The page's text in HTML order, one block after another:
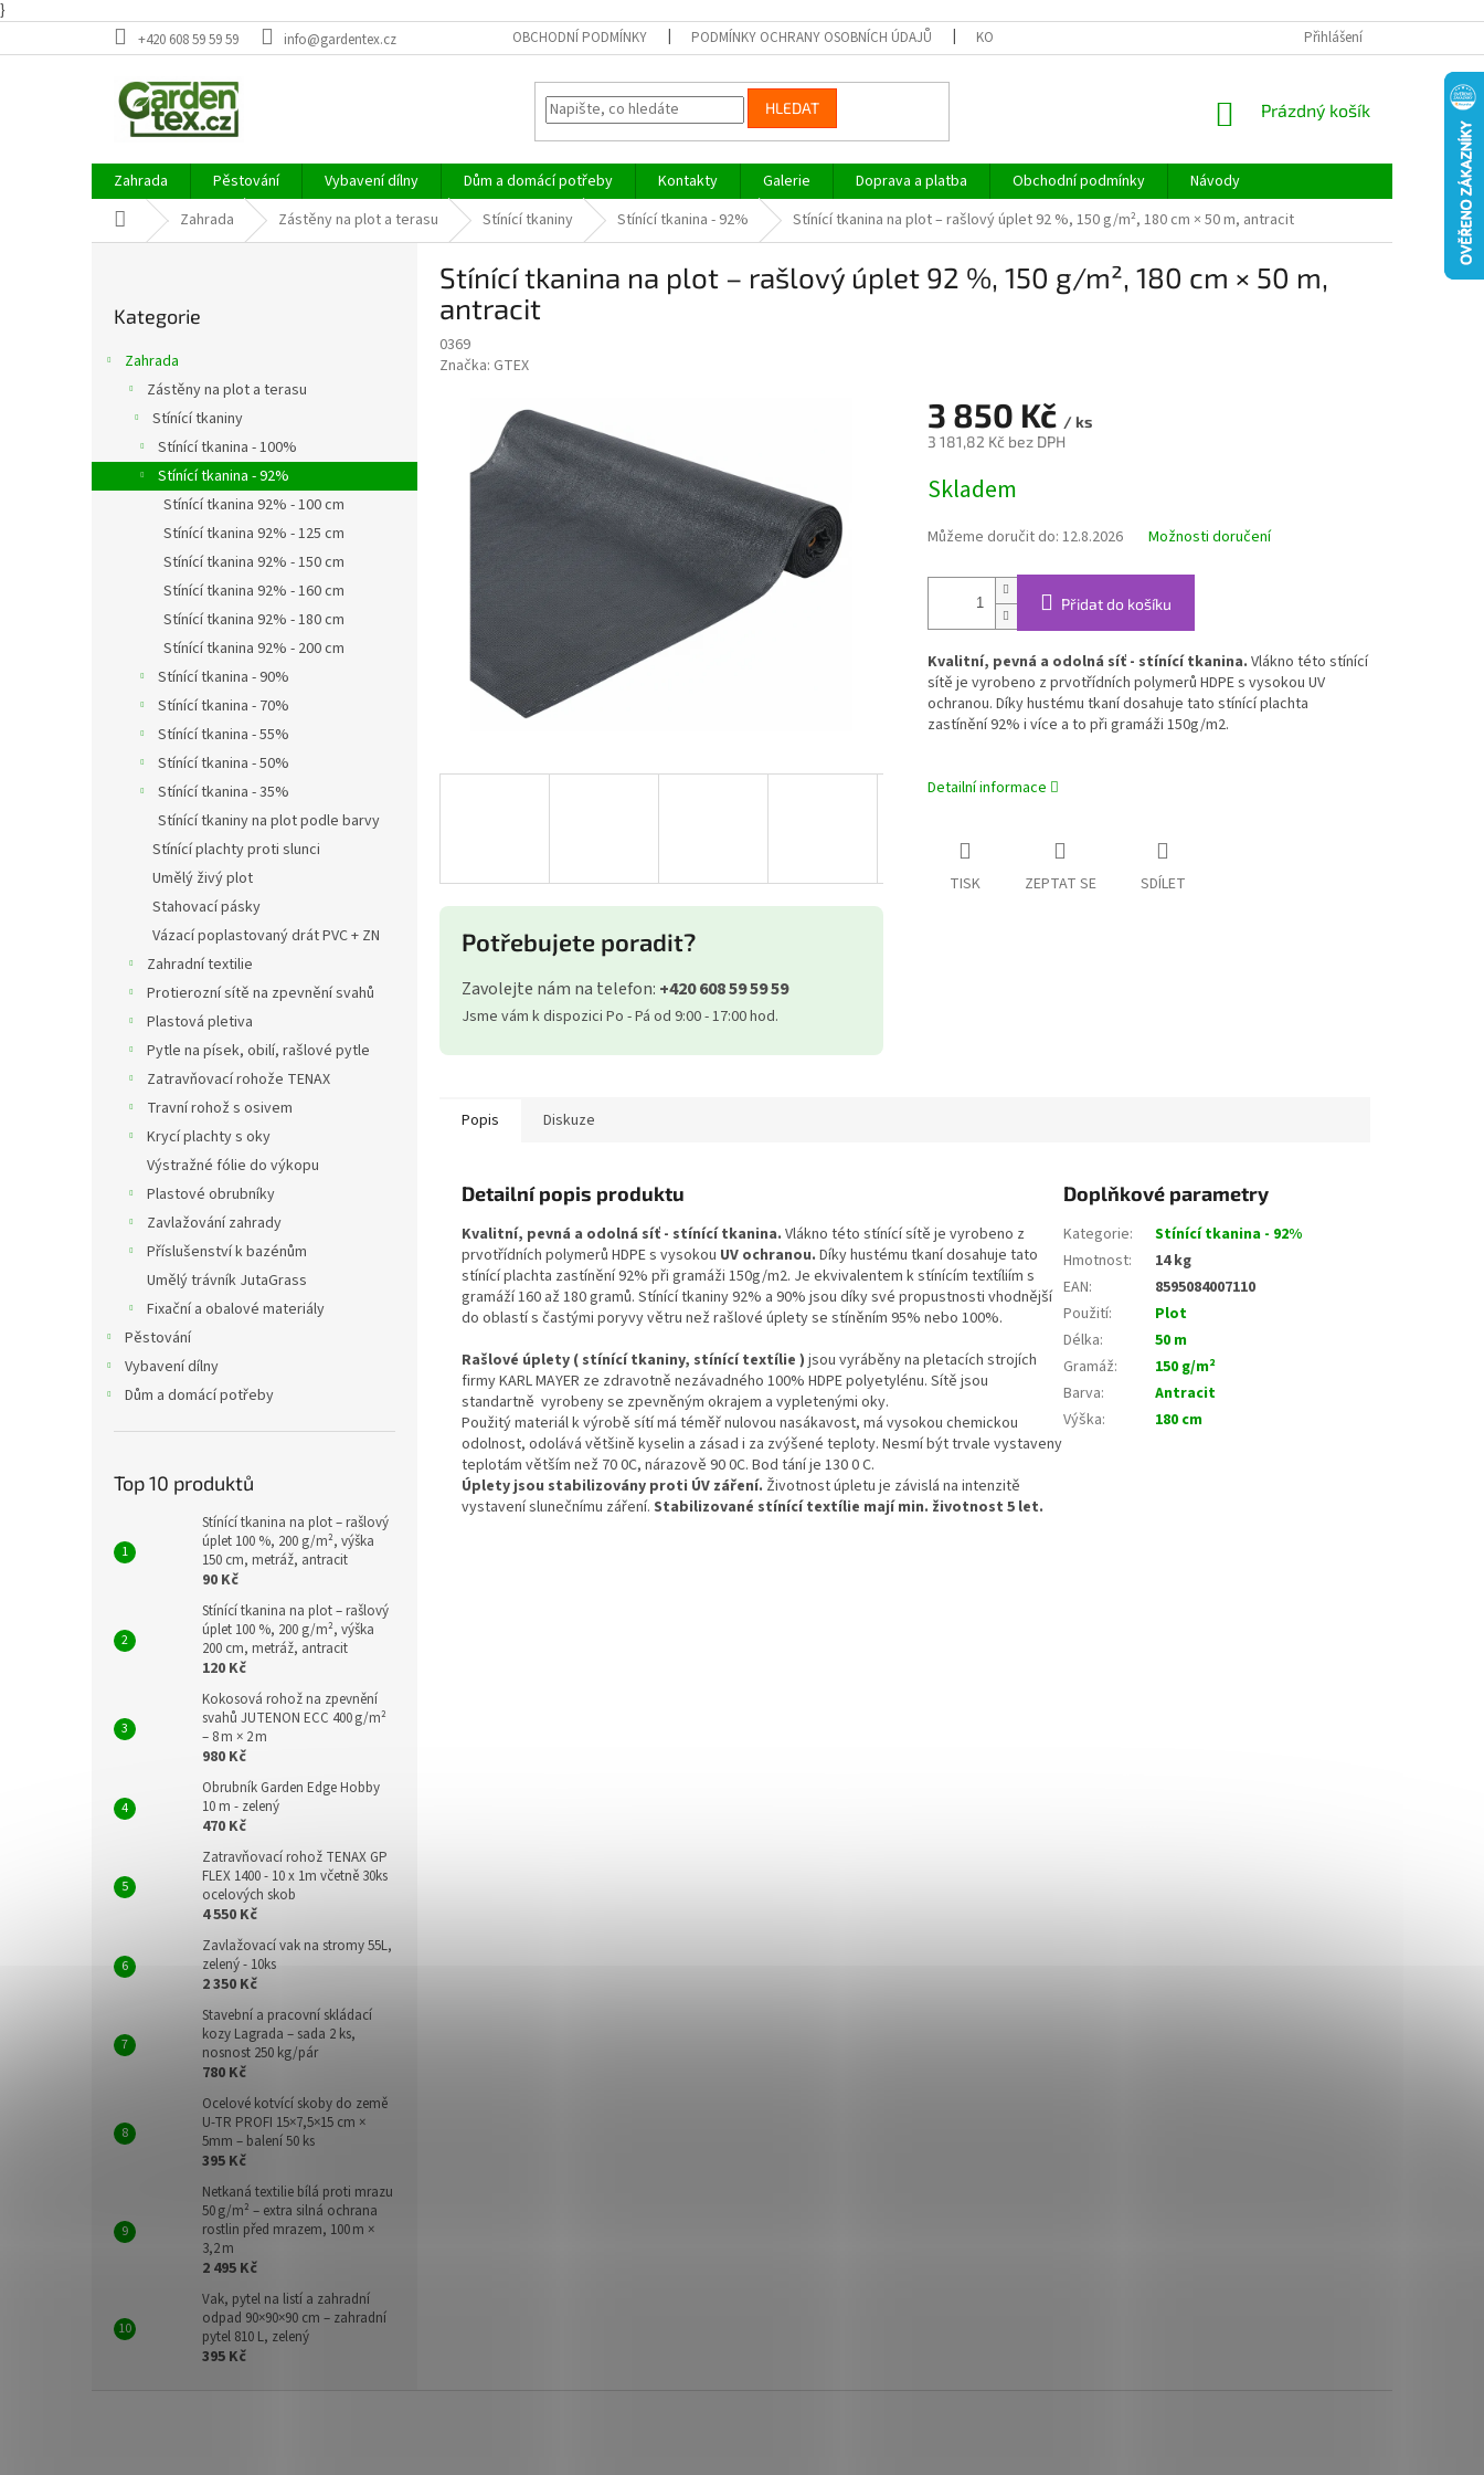
}
na
+420 608 59 59 59 info@gardentex.cz OBCHODNÍ PODMÍNKY PODMÍNKY OCHRANY OSOBNÍCH ÚDAJŮ KONTAKTY DOPRAVA A PLATBA
Přihlášení
HLEDAT
NÁKUPNÍ
Prázdný košík
Zahrada Pěstování Vybavení dílny Dům a domácí potřeby Kontakty Galerie Doprava a platba Obchodní podmínky
Návody
Domů Zahrada Zástěny na plot a terasu Stínící tkaniny Stínící tkanina - 92% Stínící tkanina na plot – rašlový úplet 92 %, 150 g/m², 180 cm × 50 m, antracit
a
kategorie
Kategorie
Zahrada
Zástěny na plot a terasu
Stínící tkaniny
Stínící tkanina - 100%
Stínící tkanina - 92%
Stínící tkanina 92% - 100 cm
Stínící tkanina 92% - 125 cm
Stínící tkanina 92% - 150 cm
Stínící tkanina 92% - 160 cm
Stínící tkanina 92% - 180 cm
Stínící tkanina 92% - 200 cm
Stínící tkanina - 90%
Stínící tkanina - 70%
Stínící tkanina - 55%
Stínící tkanina - 50%
Stínící tkanina - 35%
Stínící tkaniny na plot podle barvy
Stínící plachty proti slunci
Umělý živý plot
Stahovací pásky
Vázací poplastovaný drát PVC + ZN
Zahradní textilie
Protierozní sítě na zpevnění svahů
Plastová pletiva
Pytle na písek, obilí, rašlové pytle
Zatravňovací rohože TENAX
Travní rohož s osivem
Krycí plachty s oky
Výstražné fólie do výkopu
Plastové obrubníky
Zavlažování zahrady
Příslušenství k bazénům
Umělý trávník JutaGrass
Fixační a obalové materiály
Pěstování
Vybavení dílny
Dům a domácí potřeby
Top 10 produktů
Stínící tkanina na plot – rašlový
úplet 100 %, 200 g/m², výška
150 cm, metráž, antracit
90 Kč
Stínící tkanina na plot – rašlový
úplet 100 %, 200 g/m², výška
200 cm, metráž, antracit
120 Kč
Kokosová rohož na zpevnění
svahů JUTENON ECC 400 g/m²
– 8 m × 2 m
980 Kč
Obrubník Garden Edge Hobby
10 m - zelený
470 Kč
Zatravňovací rohož TENAX GP
FLEX 1400 - 10 x 1m včetně 30ks
ocelových skob
4 550 Kč
Zavlažovací vak na stromy 55L,
zelený - 10ks
2 350 Kč
Stavební a pracovní skládací
kozy Lagrada – sada 2 ks,
nosnost 250 kg/pár
780 Kč
Ocelové kotvící skoby do země
U-TR PROFI 15×7,5×15 cm ×
5mm – balení 50 ks
395 Kč
Netkaná textilie bílá proti mrazu
50 g/m² – extra silná ochrana
rostlin před mrazem, 100 m ×
3,2 m
2 495 Kč
Vak, pytel na listí a zahradní
odpad 90×90×90 cm – zahradní
pytel 810 L, zelený
395 Kč
Stínící tkanina na plot – rašlový úplet 92 %, 150 g/m², 180 cm × 50 m,
antracit
0369
Značka: GTEX
Potřebujete poradit?
Zavolejte nám na telefon: +420 608 59 59 59
Jsme vám k dispozici Po - Pá od 9:00 - 17:00 hod.
3 850 Kč / ks
3 181,82 Kč bez DPH
cena:
Skladem
Můžeme doručit do: 12.8.2026 Možnosti doručení
Přidat do košíku
Kvalitní, pevná a odolná síť - stínící tkanina. Vlákno této stínící
sítě je vyrobeno z prvotřídních polymerů HDPE s vysokou UV
ochranou. Díky hustému tkaní dosahuje tato stínící plachta
zastínění 92% i více a to při gramáži 150g/m2.
Detailní informace
TISK ZEPTAT SE SDÍLET
Popis Diskuze
Detailní popis produktu
Kvalitní, pevná a odolná síť - stínící tkanina. Vlákno této stínící sítě je vyrobeno z
prvotřídních polymerů HDPE s vysokou UV ochranou. Díky hustému tkaní dosahuje tato
stínící plachta zastínění 92% při gramáži 150g/m2. Je ekvivalentem k stínícím textíliím s
gramáží 160 až 180 gramů. Stínící tkaniny 92% a 90% jsou díky své propustnosti vhodnější
do oblastí s častými poryvy větru než rašlové úplety se stíněním 95% nebo 100%.
Rašlové úplety ( stínící tkaniny, stínící textílie ) jsou vyráběny na pletacích strojích
firmy KARL MAYER ze zdravotně nezávadného 100% HDPE polyetylénu. Sítě jsou
standartně vyrobeny se zpevněným okrajem a vypletenými oky.
Použitý materiál k výrobě sítí má téměř nulovou nasákavost, má vysokou chemickou
odolnost, odolává většině kyselin a zásad i za zvýšené teploty. Nesmí být trvale vystaveny
teplotám větším než 70 0C, nárazově 90 0C. Bod tání je 130 0 C.
Úplety jsou stabilizovány proti ÚV záření. Životnost úpletu je závislá na intenzitě
vystavení slunečnímu záření. Stabilizované stínící textílie mají min. životnost 5 let.
Doplňkové parametry
Kategorie:
Stínící tkanina - 92%
Hmotnost:
14 kg
EAN:
8595084007110
Použití:
Plot
Délka:
50 m
Gramáž:
150 g/m²
Barva:
Antracit
Výška: 180 cm